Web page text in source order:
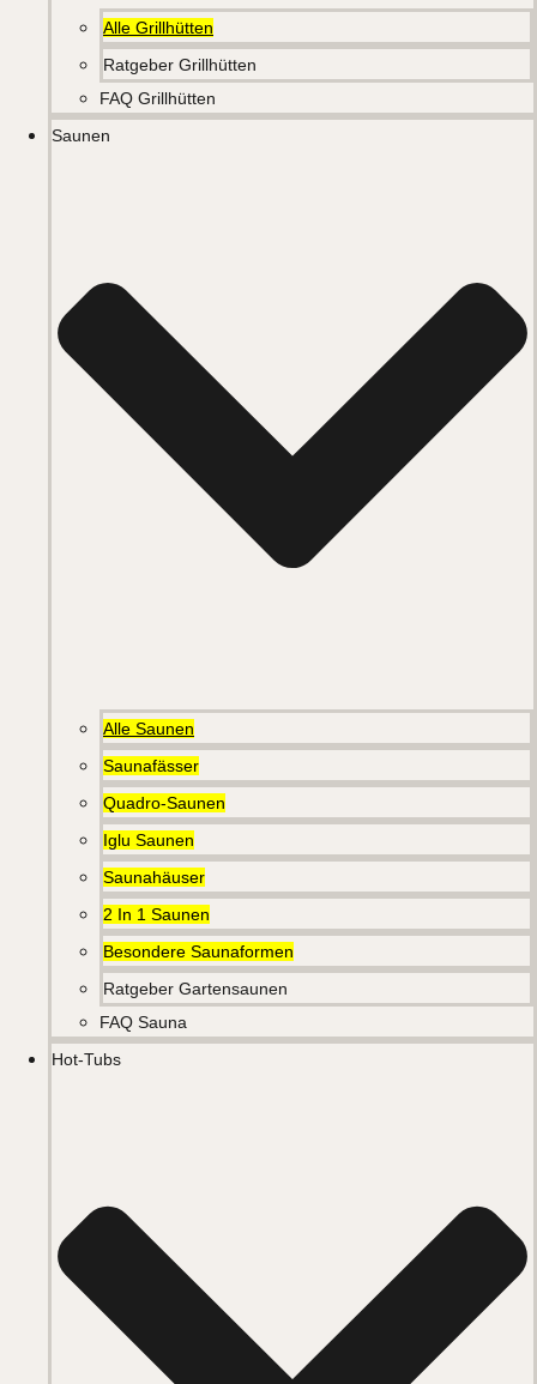
Alle Grillhütten
Ratgeber Grillhütten
FAQ Grillhütten
Saunen
Alle Saunen
Saunafässer
Quadro-Saunen
Iglu Saunen
Saunahäuser
2 In 1 Saunen
Besondere Saunaformen
Ratgeber Gartensaunen
FAQ Sauna
Hot-Tubs